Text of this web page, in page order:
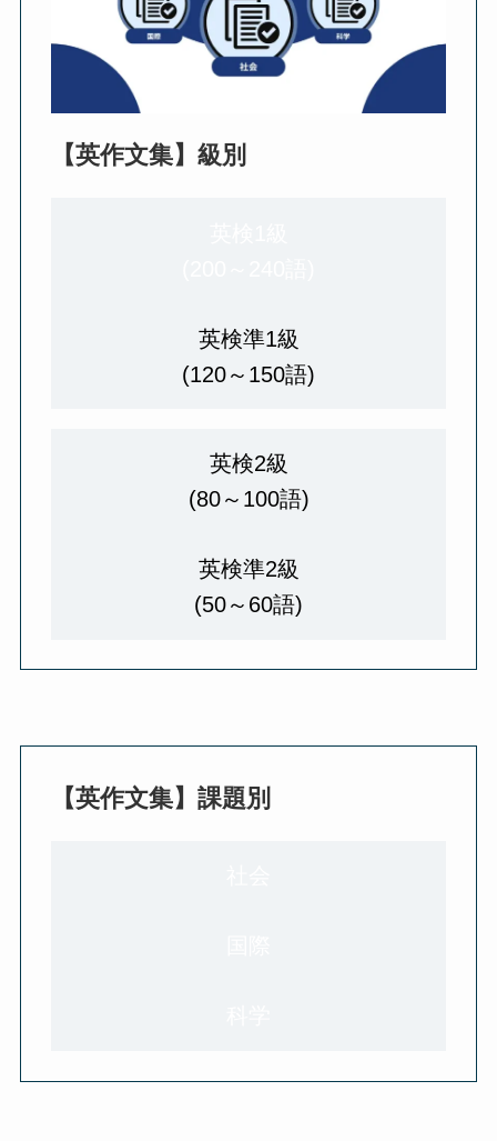
【英作文集】級別
英検準1級
(120～150語)
英検2級
(80～100語)
英検準2級
(50～60語)
【英作文集】課題別